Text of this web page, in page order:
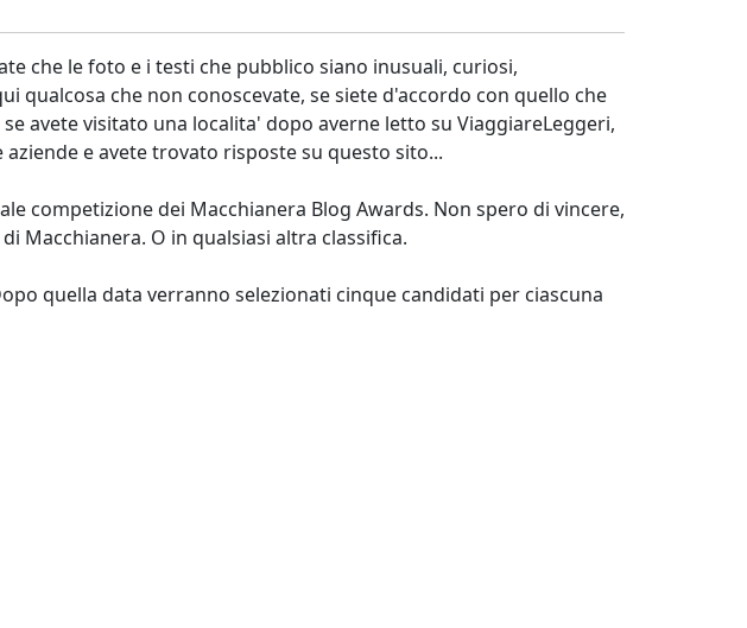
che le foto e i testi che pubblico siano inusuali, curiosi,
che non conoscevate, se siete d'accordo con quello che
avete visitato una localita' dopo averne letto su ViaggiareLeggeri,
aziende e avete trovato risposte su questo sito...
competizione dei Macchianera Blog Awards. Non spero di vincere,
Macchianera. O in qualsiasi altra classifica.
quella data verranno selezionati cinque candidati per ciascuna